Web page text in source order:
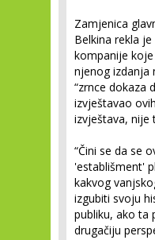
Zamjenica
Belkina rekla
kompanije
njenog izdanja
“zrnce dokaza
izvještavao
izvještava, nije
“Čini se da se
'establišment'
kakvog
izgubiti svoju
publiku, ako ta
drugačiju